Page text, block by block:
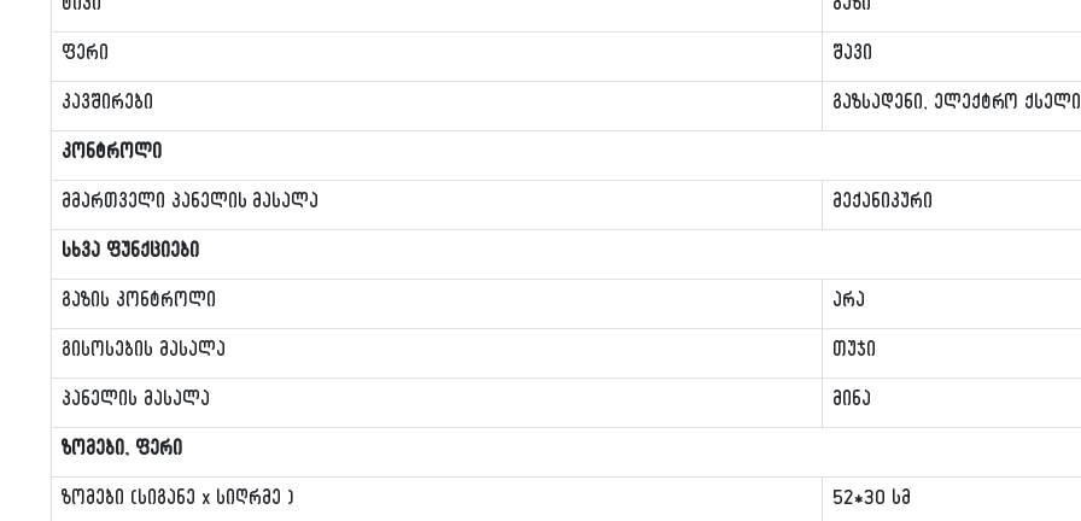
ტიპი
გაზი
ფერი
შავი
კავშირები
გაზსადენი, ელექტრო ქსელი
კონტროლი
მმართველი პანელის მასალა
მექანიკური
სხვა ფუნქციები
გაზის კონტროლი
არა
გისოსების მასალა
თუჯი
პანელის მასალა
მინა
ზომები, ფერი
ზომები (სიგანე x სიღრმე )
52*30 სმ